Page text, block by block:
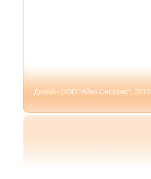
Дизайн ООО "Айко Системс", 2010